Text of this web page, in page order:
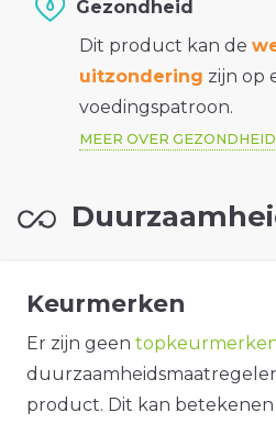
Gezondheid
Dit product kan de
uitzondering zijn op
voedingspatroon.
MEER OVER
Keurmerken
Er zijn geen
product. Dit kan